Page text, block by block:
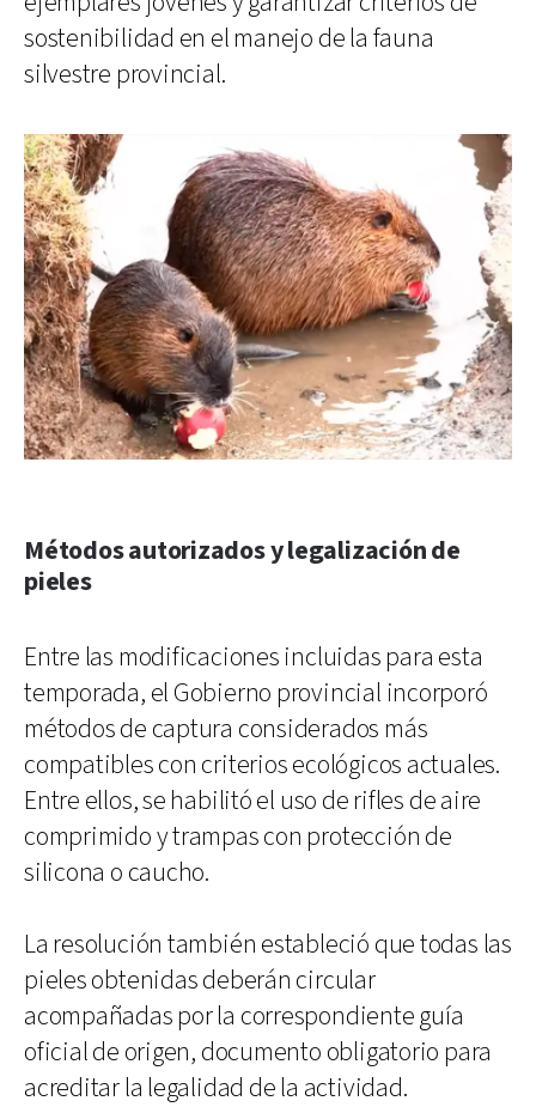
sostenibilidad en el manejo de la fauna
silvestre provincial.
Métodos autorizados y legalización de
pieles
Entre las modificaciones incluidas para esta
temporada, el Gobierno provincial incorporó
métodos de captura considerados más
compatibles con criterios ecológicos actuales.
Entre ellos, se habilitó el uso de rifles de aire
comprimido y trampas con protección de
silicona o caucho.
La resolución también estableció que todas las
pieles obtenidas deberán circular
acompañadas por la correspondiente guía
oficial de origen, documento obligatorio para
acreditar la legalidad de la actividad.